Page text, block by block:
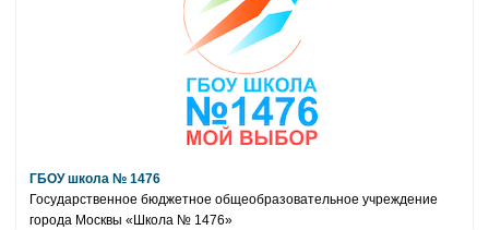
ГБОУ школа № 1476
Государственное бюджетное общеобразовательное учреждение
города Москвы «Школа № 1476»